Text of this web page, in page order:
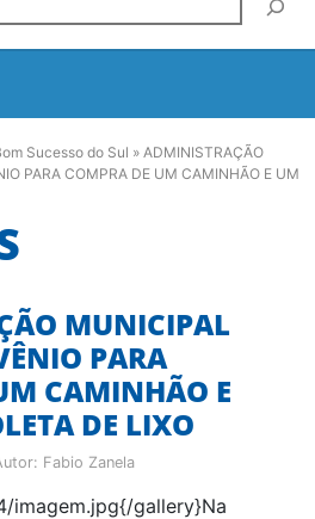
Sucesso do Sul » ADMINISTRAÇÃO
PARA COMPRA DE UM CAMINHÃO E UM
MUNICIPAL
PARA
CAMINHÃO E
DE LIXO
Fabio Zanela
imagem.jpg{/gallery}Na